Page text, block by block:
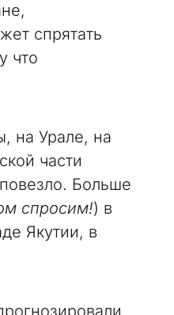
спрятать
что
на Урале, на
части
Больше
спросим!) в
Якутии, в